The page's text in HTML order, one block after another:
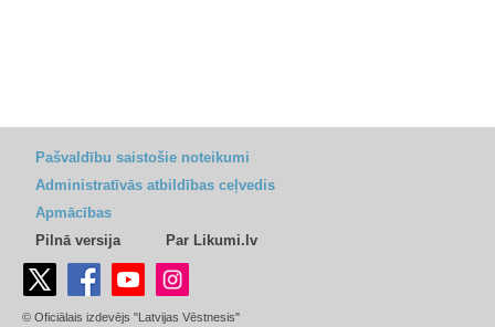
Pašvaldību saistošie noteikumi
Administratīvās atbildības ceļvedis
Apmācības
Pilnā versija
Par Likumi.lv
© Oficiālais izdevējs "Latvijas Vēstnesis"